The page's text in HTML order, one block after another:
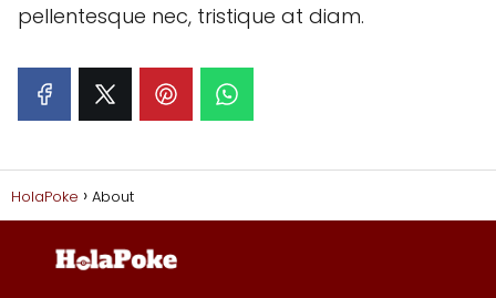
pellentesque nec, tristique at diam.
HolaPoke About